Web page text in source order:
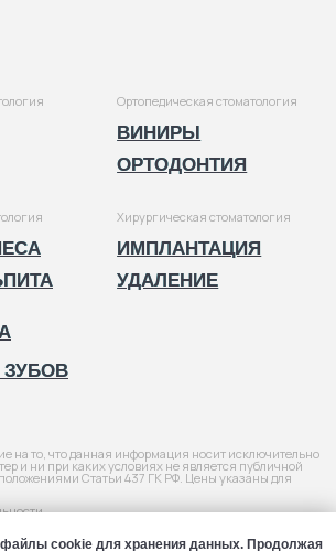
файлы cookie для хранения данных. Продолжая